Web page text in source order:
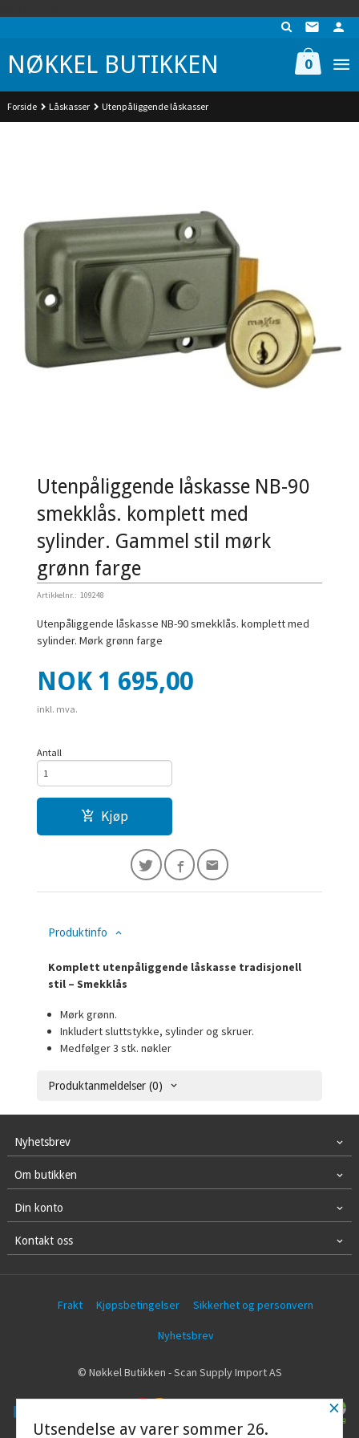
NØKKEL BUTIKKEN 0
Forside Låskasser Utenpåliggende låskasser
Utenpåliggende låskasse NB-90
smekklås. komplett med
sylinder. Gammel stil mørk
grønn farge
Artikkelnr.: 109248
Utenpåliggende låskasse NB-90 smekklås. komplett med
sylinder. Mørk grønn farge
Pris
NOK 1 695,00
inkl. mva.
Antall
Kjøp
Produktinfo
Komplett utenpåliggende låskasse tradisjonell
stil – Smekklås
Mørk grønn.
Inkludert sluttstykke, sylinder og skruer.
Medfølger 3 stk. nøkler
Produktanmeldelser (0)
Nyhetsbrev
Om butikken
Din konto
Kontakt oss
Frakt Kjøpsbetingelser Sikkerhet og personvern
Nyhetsbrev
© Nøkkel Butikken - Scan Supply Import AS
×
Utsendelse av varer sommer 26.